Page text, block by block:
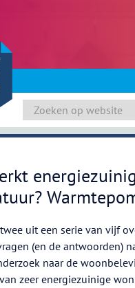
uit een serie van vijf
(en de antwoorden)
naar de
zeer energiezuinige